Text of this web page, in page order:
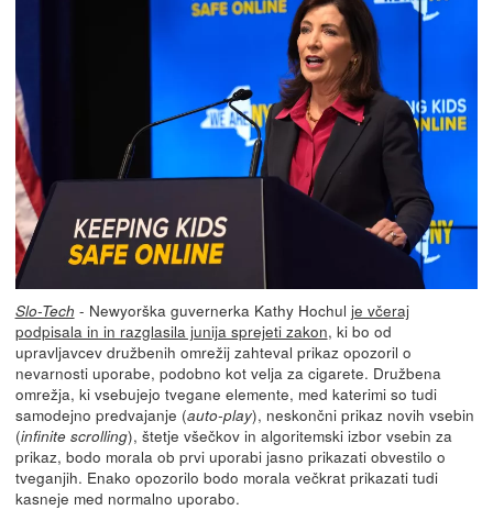
Slo-Tech - Newyorška guvernerka Kathy Hochul je včeraj
podpisala in in razglasila junija sprejeti zakon, ki bo od
upravljavcev družbenih omrežij zahteval prikaz opozoril o
nevarnosti uporabe, podobno kot velja za cigarete. Družbena
omrežja, ki vsebujejo tvegane elemente, med katerimi so tudi
samodejno predvajanje (auto-play), neskončni prikaz novih vsebin
(infinite scrolling), štetje všečkov in algoritemski izbor vsebin za
prikaz, bodo morala ob prvi uporabi jasno prikazati obvestilo o
tveganjih. Enako opozorilo bodo morala večkrat prikazati tudi
kasneje med normalno uporabo.